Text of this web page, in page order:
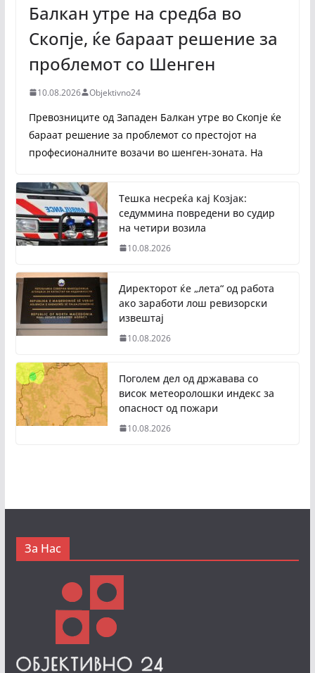
Балкан утре на средба во
Скопје, ќе бараат решение за
проблемот со Шенген
10.08.2026 Objektivno24
Превозниците од Западен Балкан утре во Скопје ќе
бараат решение за проблемот со престојот на
професионалните возачи во шенген-зоната. На
Тешка несреќа кај Козјак:
седуммина повредени во судир
на четири возила
10.08.2026
Директорот ќе „лета“ од работа
ако заработи лош ревизорски
извештај
10.08.2026
Поголем дел од државава со
висок метеоролошки индекс за
опасност од пожари
10.08.2026
За Нас